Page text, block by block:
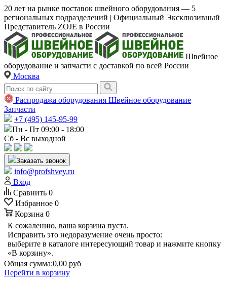
20 лет на рынке поставок швейного оборудования — 5
региональных подразделений | Официальный Эксклюзивный
Представитель ZOJE в России
Швейное
оборудование и запчасти с доставкой по всей России
Москва
Распродажа оборудования Швейное оборудование
Запчасти
+7 (495) 145-95-99
Пн - Пт 09:00 - 18:00
Сб - Вс выходной
Заказать звонок
info@profshvey.ru
Вход
Сравнить 0
Избранное 0
Корзина 0
К сожалению, ваша корзина пуста.
Исправить это недоразумение очень просто:
выберите в каталоге интересующий товар и нажмите кнопку
«В корзину».
Общая сумма:0,00 руб
Перейти в корзину